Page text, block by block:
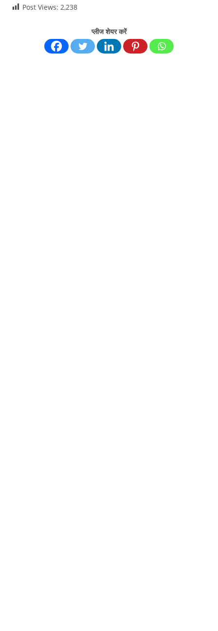
Post Views: 2,238
प्लीज शेयर करें